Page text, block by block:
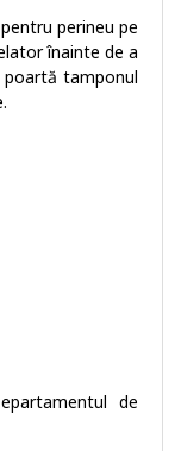
perineu pe
înainte de a
tamponul
de